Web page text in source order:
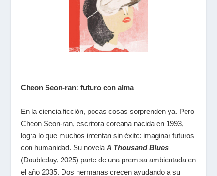
Cheon Seon-ran: futuro con alma
En la ciencia ficción, pocas cosas sorprenden ya. Pero
Cheon Seon-ran, escritora coreana nacida en 1993,
logra lo que muchos intentan sin éxito: imaginar futuros
con humanidad. Su novela A Thousand Blues
(Doubleday, 2025) parte de una premisa ambientada en
el año 2035. Dos hermanas crecen ayudando a su